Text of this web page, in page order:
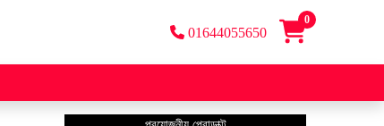
01644055650
0